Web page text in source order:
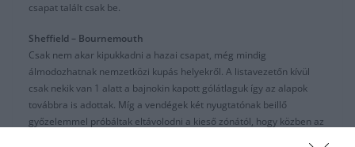
csapat talált csak be.
Sheffield – Bournemouth
Csak nem akar kipukkadni a hazai csapat, még mindig
álmodozhatnak nemzetközi kupás helyekről. A listavezetőn kívül
csak nekik van 1 alatt a bajnokin kapott gólátlaguk így az alapok
továbbra is adottak. Míg a vendégek két nyugtatónak beillő
győzelemmel próbáltak eltávolodni a kieső zónától, hogy közben az